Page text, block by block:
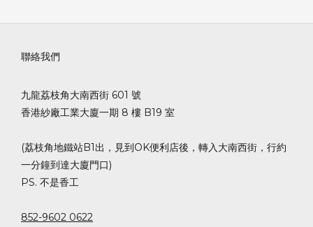
聯絡我們
九龍荔枝角大南西街 601 號
香港紗廠工業大廈一期 8 樓 B19 室
(荔枝角地鐵站B1出，見到OK便利店後，轉入大南西街，行約
一分鐘到達大廈門口)
PS. 不是香工
852-9602 0622